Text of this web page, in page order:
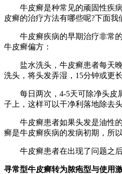
牛皮癣是种常见的顽固性疾病
皮癣的治疗方法有哪些呢?下面我
牛皮癣疾病的早期治疗非常的
牛皮癣偏方：
盐水洗头，牛皮癣患者每天晚
洗头，将头发弄湿，15分钟或更
每日两次，4-5天可除净头皮屑
子上，这样可以干净利落地除去头
牛皮癣患者如果头发是油性的
癣是牛皮癣疾病的发病初期，所
牛皮癣患者在出现了问题之后
寻常型牛皮癣转为脓疱型与使用